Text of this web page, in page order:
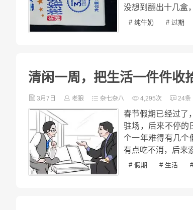
没想到翻出十几盒
# 纯牛奶 # 过期
清闲一周，把生活一件件收
3月7日 老狼 杂七杂八 4,295次 24条
春节假期已经过了
驻场，后来不停的
个一年难得有几个
有点吃不消，后来
# 假期 # 生活